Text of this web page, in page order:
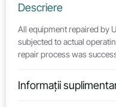
Descriere
All equipment repaired by
subjected to actual
repair process was
Informații